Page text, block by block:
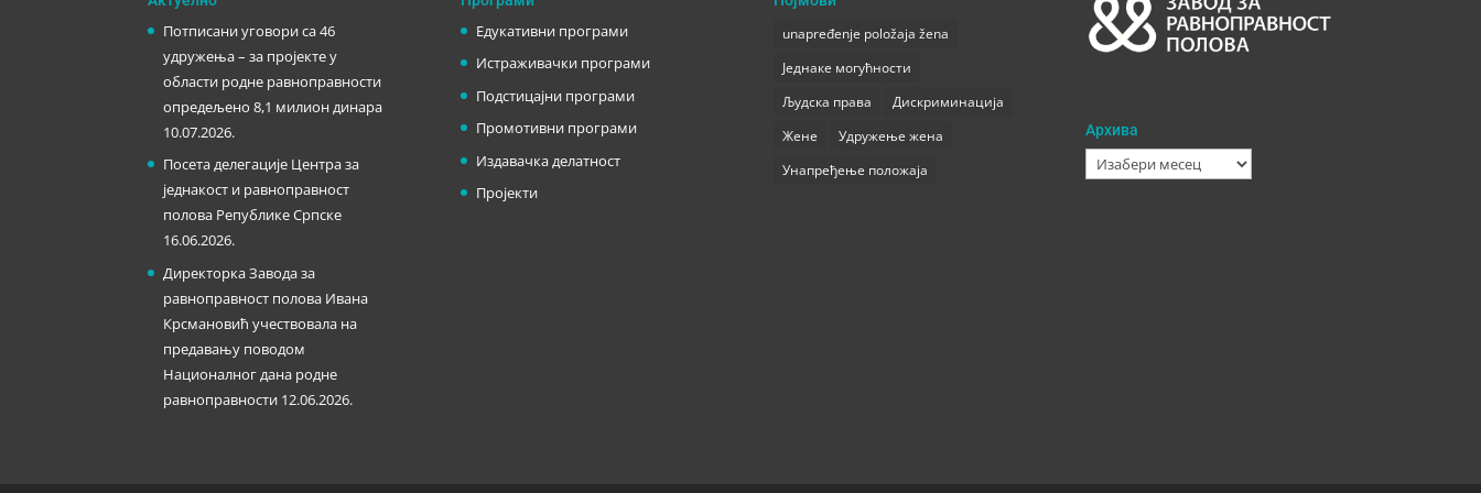
Потписани уговори са 46
удружења – за пројекте у
области родне равноправности
опредељено 8,1 милион динара
10.07.2026.
Посета делегације Центра за
једнакост и равноправност
полова Републике Српске
16.06.2026.
Директорка Завода за
равноправност полова Ивана
Крсмановић учествовала на
предавању поводом
Националног дана родне
равноправности 12.06.2026.
Едукативни програми
Истраживачки програми
Подстицајни програми
Промотивни програми
Издавачка делатност
Пројекти
unapređenje položaja žena
Једнаке могућности
Људска права
Дискриминација
Жене
Удружење жена
Унапређење положаја
Архива
Архива